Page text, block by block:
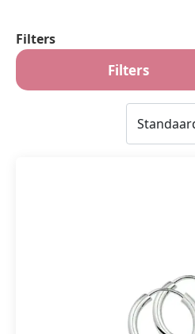
Filters
Filters